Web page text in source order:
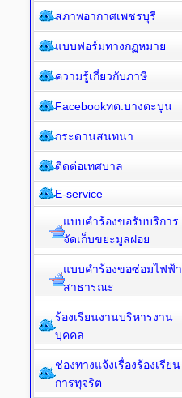
สภาพอากาศเพชรบุรี
แบบฟอร์มทางกฏหมาย
ความรู้เกี่ยวกับภาษี
Facebookทต.บางตะบูน
กระดานสนทนา
ติดต่อเทศบาล
E-service
แบบคำร้องขอรับบริการ
จัดเก็บขยะมูลฝอย
แบบคำร้องขอซ่อมไฟฟ้า
สาธารณะ
ร้องเรียนงานบริหารงาน
บุคคล
ช่องทางแจ้งเรื่องร้องเรียน
การทุจริต